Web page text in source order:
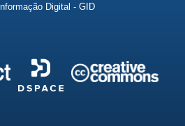
Digital - GID